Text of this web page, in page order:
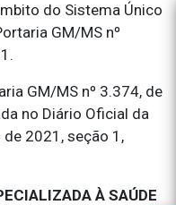
do Sistema Único
GM/MS nº
GM/MS nº 3.374, de
no Diário Oficial da
de 2021, seção 1,
À SAÚDE